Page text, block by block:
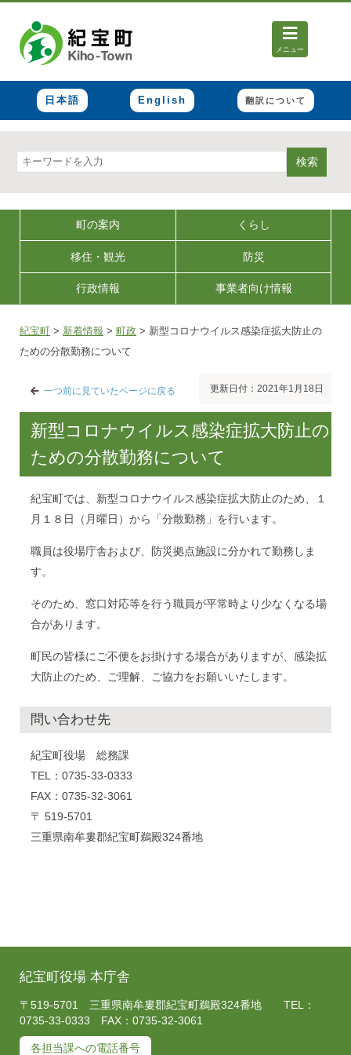
メニュー
日本語 English 翻訳について
検索
町の案内 くらし
移住・観光 防災
行政情報 事業者向け情報
紀宝町 > 新着情報 > 町政 > 新型コロナウイルス感染症拡大防止の
ための分散勤務について
一つ前に見ていたページに戻る 更新日付：2021年1月18日
新型コロナウイルス感染症拡大防止の
ための分散勤務について
紀宝町では、新型コロナウイルス感染症拡大防止のため、１
月１８日（月曜日）から「分散勤務」を行います。
職員は役場庁舎および、防災拠点施設に分かれて勤務しま
す。
そのため、窓口対応等を行う職員が平常時より少なくなる場
合があります。
町民の皆様にご不便をお掛けする場合がありますが、感染拡
大防止のため、ご理解、ご協力をお願いいたします。
問い合わせ先
紀宝町役場 総務課
TEL：0735-33-0333
FAX：0735-32-3061
〒 519-5701
三重県南牟婁郡紀宝町鵜殿324番地
紀宝町役場 本庁舎
〒519-5701 三重県南牟婁郡紀宝町鵜殿324番地 TEL：
0735-33-0333 FAX：0735-32-3061
各担当課への電話番号